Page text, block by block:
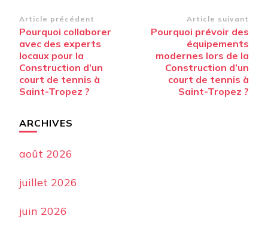
Navigation
d’article
Article précédent
Pourquoi collaborer
avec des experts
locaux pour la
Construction d’un
court de tennis à
Saint-Tropez ?
Article suivant
Pourquoi prévoir des
équipements
modernes lors de la
Construction d’un
court de tennis à
Saint-Tropez ?
ARCHIVES
août 2026
juillet 2026
juin 2026